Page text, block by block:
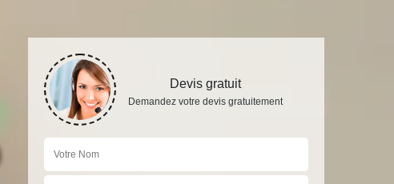
Devis gratuit
Demandez votre devis gratuitement